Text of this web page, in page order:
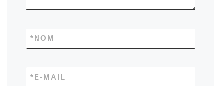
NOM
*
E-MAIL
*